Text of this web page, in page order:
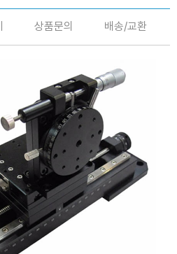
상품문의 배송/교환